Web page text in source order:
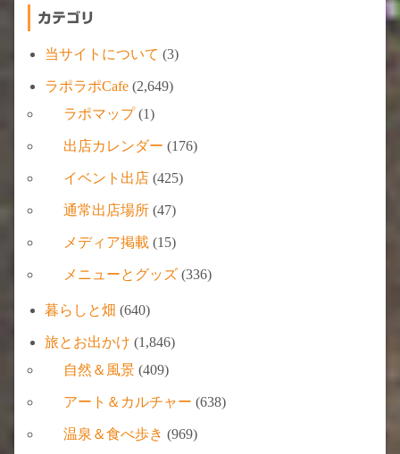
カテゴリ
当サイトについて (3)
ラポラポCafe (2,649)
ラポマップ(1)
出店カレンダー (176)
イベント出店 (425)
通常出店場所 (47)
メディア掲載 (15)
メニューとグッズ (336)
暮らしと畑 (640)
旅とお出かけ (1,846)
自然＆風景 (409)
アート＆カルチャー (638)
温泉＆食べ歩き (969)